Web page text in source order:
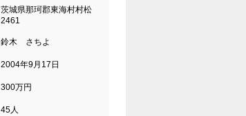
茨城県那珂郡東海村村松
2461
鈴木 さちよ
2004年9月17日
300万円
45人